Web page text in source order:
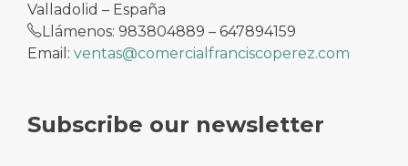
Valladolid – España
Llámenos: 983804889 – 647894159
Email: ventas@comercialfranciscoperez.com
Subscribe our newsletter